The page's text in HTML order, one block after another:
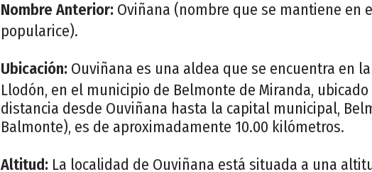
Nombre Anterior: Oviñana (nombre que se mantiene en
popularice).
Ubicación: Ouviñana es una aldea que se encuentra en
Llodón, en el municipio de Belmonte de Miranda,
distancia desde Ouviñana hasta la capital municipal,
Balmonte), es de aproximadamente 10.00 kilómetros.
Altitud: La localidad de Ouviñana está situada a una